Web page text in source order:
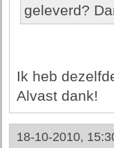
geleverd?
Ik heb
Alvast dank!
18-10-2010,